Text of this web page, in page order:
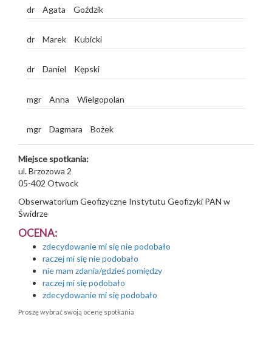
dr Agata Goździk
dr Marek Kubicki
dr Daniel Kępski
mgr Anna Wielgopolan
mgr Dagmara Bożek
Miejsce spotkania:
ul. Brzozowa 2
05-402 Otwock
Obserwatorium Geofizyczne Instytutu Geofizyki PAN w
Świdrze
OCENA:
zdecydowanie mi się nie podobało
raczej mi się nie podobało
nie mam zdania/gdzieś pomiędzy
raczej mi się podobało
zdecydowanie mi się podobało
Proszę wybrać swoją ocenę spotkania